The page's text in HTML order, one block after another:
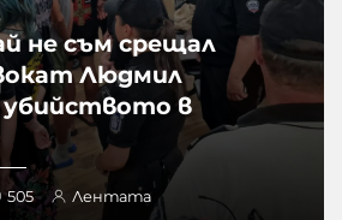
не съм срещал
Людмил
убийството в
505 Лентата